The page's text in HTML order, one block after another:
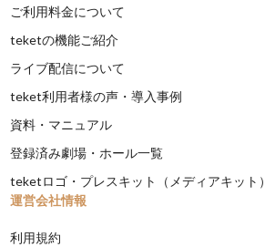
ご利用料金について
teketの機能ご紹介
ライブ配信について
teket利用者様の声・導入事例
資料・マニュアル
登録済み劇場・ホール一覧
teketロゴ・プレスキット（メディアキット）
運営会社情報
利用規約